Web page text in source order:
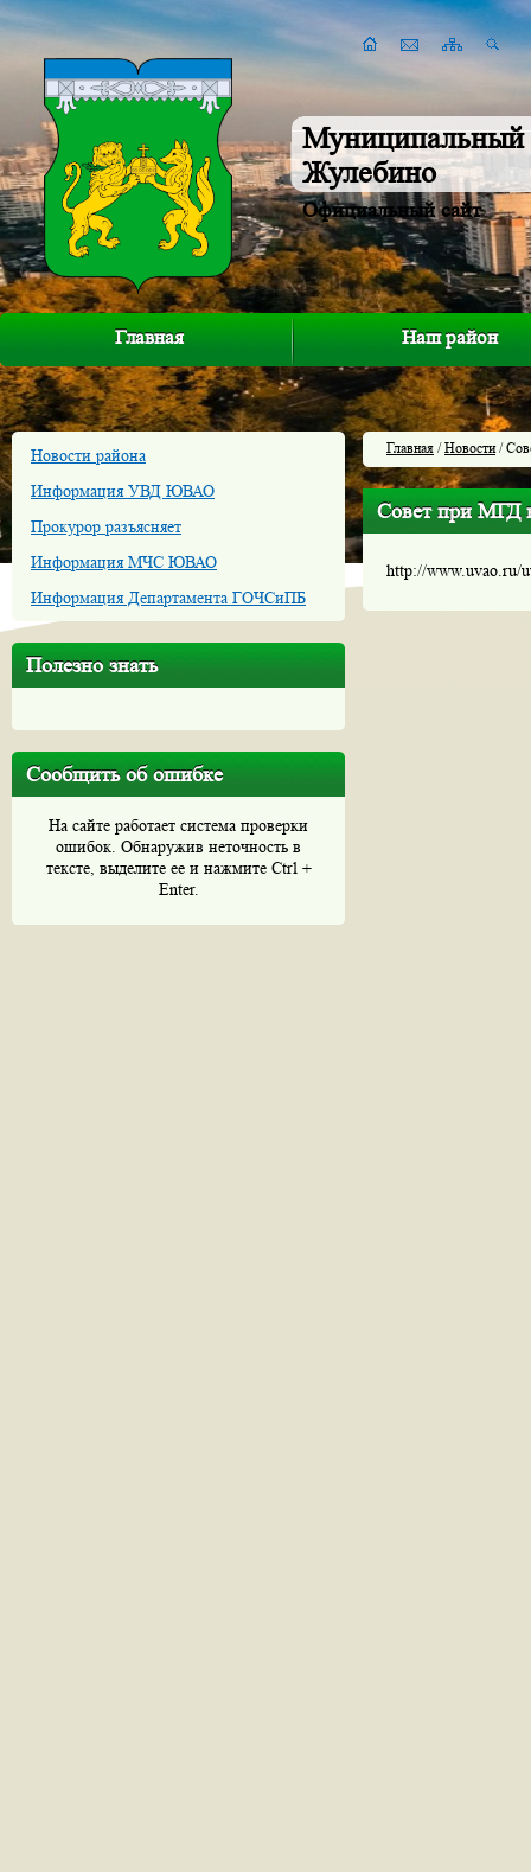
Муниципальный
Жулебино
Официальный сайт
Главная Наш район
Новости района
Информация УВД ЮВАО
Прокурор разъясняет
Информация МЧС ЮВАО
Информация Департамента ГОЧСиПБ
Полезно знать
Сообщить об ошибке
На сайте работает система проверки
ошибок. Обнаружив неточность в
тексте, выделите ее и нажмите Ctrl +
Enter.
Главная /Новости/
Совет при МГД
http://www.uvao.ru/